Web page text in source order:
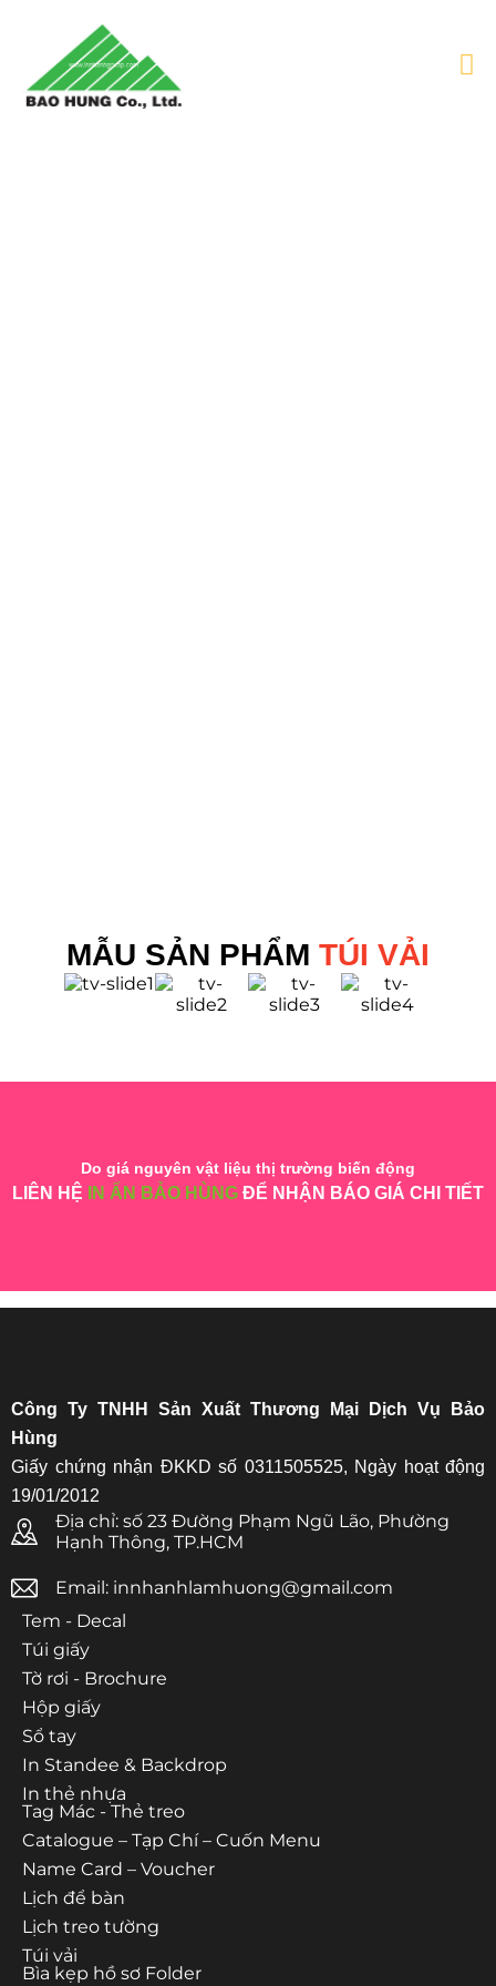
MẪU SẢN PHẨM TÚI VẢI
Do giá nguyên vật liệu thị trường biến động
LIÊN HỆ IN ẤN BẢO HÙNG ĐỂ NHẬN BÁO GIÁ CHI TIẾT
Công Ty TNHH Sản Xuất Thương Mại Dịch Vụ Bảo
Hùng
Giấy chứng nhận ĐKKD số 0311505525, Ngày hoạt động
19/01/2012
Địa chỉ: số 23 Đường Phạm Ngũ Lão, Phường
Hạnh Thông, TP.HCM
Email: innhanhlamhuong@gmail.com
Tem - Decal
Túi giấy
Tờ rơi - Brochure
Hộp giấy
Sổ tay
In Standee & Backdrop
In thẻ nhựa
Tag Mác - Thẻ treo
Catalogue – Tạp Chí – Cuốn Menu
Name Card – Voucher
Lịch để bàn
Lịch treo tường
Túi vải
Bìa kẹp hồ sơ Folder